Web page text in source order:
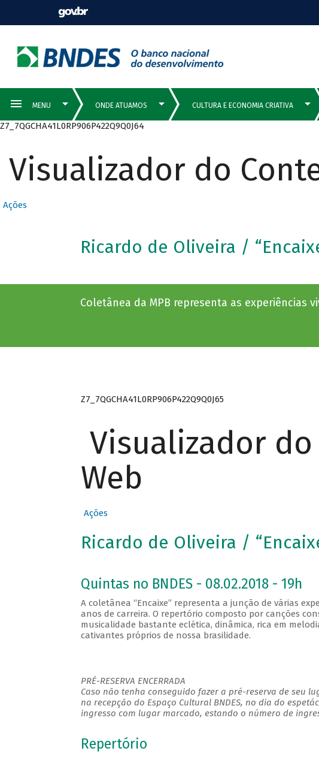
Z7_7QGCHA41L0RP906P422Q9Q0J64
Visualizador do
Ações
Ricardo de Oliveira /
Coletânea da MPB representa as experiências
Z7_7QGCHA41L0RP906P422Q9Q0J65
Visualizador
Web
Ações
Ricardo de Oliveira /
Quintas no BNDES - 08.02.2018 - 19h
A coletânea “Encaixe” representa a junção de várias
anos de carreira. O repertório composto por canções
musicalidade bastante eclética, dinâmica, rica em
cativantes próprios de nossa brasilidade.
PRÉ-RESERVA ENCERRADA
Caso não tenha conseguido fazer a pré-reserva de seu
na recepção do Espaço Cultural BNDES, no dia do
ingresso com lugar marcado, estando o número de
Repertório